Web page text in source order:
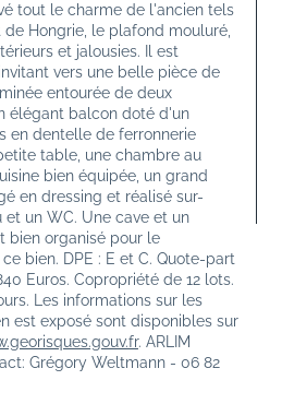
tout le charme de l'ancien tels
Hongrie, le plafond mouluré,
et jalousies. Il est
vers une belle pièce de
entourée de deux
élégant balcon doté d'un
en dentelle de ferronnerie
table, une chambre au
bien équipée, un grand
en dressing et réalisé sur-
et un WC. Une cave et un
bien organisé pour le
bien. DPE : E et C. Quote-part
Euros. Copropriété de 12 lots.
Les informations sur les
est exposé sont disponibles sur
. ARLIM
Grégory Weltmann - 06 82